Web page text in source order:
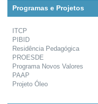
Programas e Projetos
ITCP
PIBID
Residência Pedagógica
PROESDE
Programa Novos Valores
PAAP
Projeto Óleo